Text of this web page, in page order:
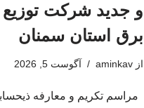
و جدید شرکت توزیع
برق استان سمنان
از aminkav آگوست 5, 2026
مراسم تکریم و معارفه